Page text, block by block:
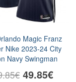
Magic Franz
Nike 2023-24 City
Navy Swingman
49.85€